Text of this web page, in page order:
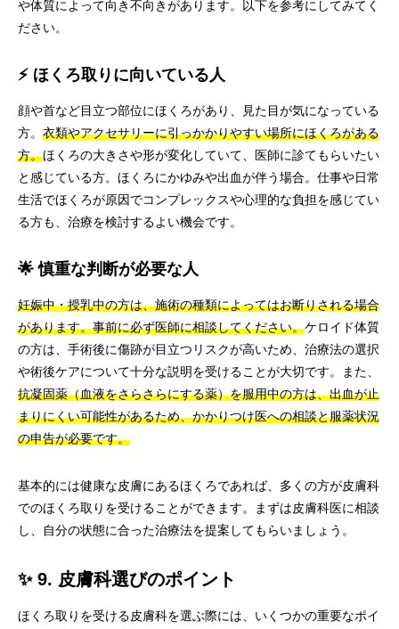
や体質によって向き不向きがあります。以下を参考にしてみてく
ださい。
⚡ ほくろ取りに向いている人
顔や首など目立つ部位にほくろがあり、見た目が気になっている
方。 衣類やアクセサリーに引っかかりやすい場所にほくろがある
方。ほくろの大きさや形が変化していて、医師に診てもらいたい
と感じている方。ほくろにかゆみや出血が伴う場合。仕事や日常
生活でほくろが原因でコンプレックスや心理的な負担を感じてい
る方も、治療を検討するよい機会です。
🌟 慎重な判断が必要な人
妊娠中・授乳中の方は、施術の種類によってはお断りされる場合
があります。事前に必ず医師に相談してください。ケロイド体質
の方は、手術後に傷跡が目立つリスクが高いため、治療法の選択
や術後ケアについて十分な説明を受けることが大切です。また、
抗凝固薬（血液をさらさらにする薬）を服用中の方は、出血が止
まりにくい可能性があるため、かかりつけ医への相談と服薬状況
の申告が必要です。
基本的には健康な皮膚にあるほくろであれば、多くの方が皮膚科
でのほくろ取りを受けることができます。まずは皮膚科医に相談
し、自分の状態に合った治療法を提案してもらいましょう。
✨ 9. 皮膚科選びのポイント
ほくろ取りを受ける皮膚科を選ぶ際には、いくつかの重要なポイ